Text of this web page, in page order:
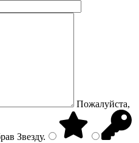
Пожалуйста,
Звезду.